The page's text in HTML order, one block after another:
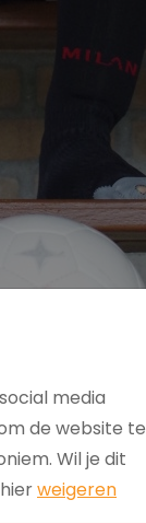
media
de website te
Wil je dit
weigeren